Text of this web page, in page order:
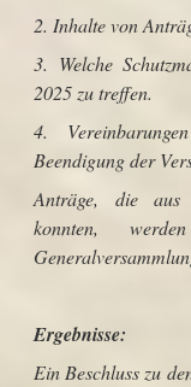
2. Inhalte von
3. Welche
2025 zu treffen.
4.
Beendigung der
Anträge, die aus
konnten,
Ergebnisse:
Ein Beschluss zu